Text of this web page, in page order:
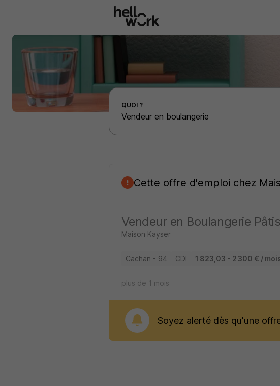
Effectuer une recherche d'emploi par localité
QUOI ?
Cette offre d'emploi chez
Vendeur en Boulangerie
Maison Kayser
Cachan - 94 CDI 1 823,03 - 2 300 € /
plus de 1 mois
Soyez alerté dès qu'une